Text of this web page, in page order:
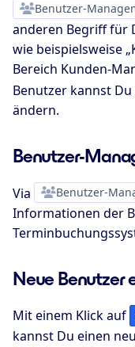
Benutzer-
anderen Begriff für
wie beispielsweise
Bereich Kunden-
Benutzer kannst
ändern.
Benutzer-
Via Benutzer-
Informationen der
Neue Benutzer
Mit einem Klick auf
kannst Du einen